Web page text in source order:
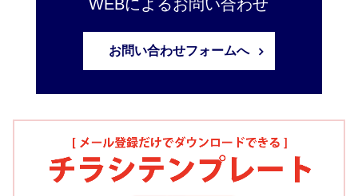
WEBによるお問い合わせ
お問い合わせフォームへ